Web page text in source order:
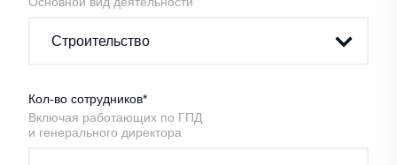
Кол-во сотрудников*
Включая работающих по ГПД
и генерального директора